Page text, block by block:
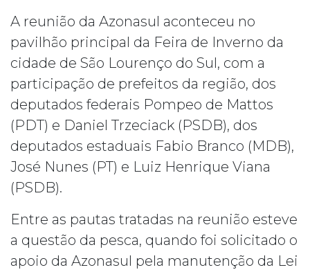
A reunião da Azonasul aconteceu no
pavilhão principal da Feira de Inverno da
cidade de São Lourenço do Sul, com a
participação de prefeitos da região, dos
deputados federais Pompeo de Mattos
(PDT) e Daniel Trzeciack (PSDB), dos
deputados estaduais Fabio Branco (MDB),
José Nunes (PT) e Luiz Henrique Viana
(PSDB).
Entre as pautas tratadas na reunião esteve
a questão da pesca, quando foi solicitado o
apoio da Azonasul pela manutenção da Lei